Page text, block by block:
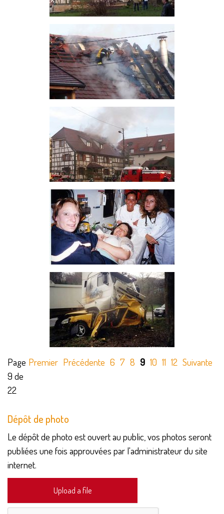
Page
9 de
22
Premier Précédente 6 7 8 9 10 11 12 Suivante
Dépôt de photo
Le dépôt de photo est ouvert au public, vos photos seront
publiées une fois approuvées par l'administrateur du site
internet.
Upload a file